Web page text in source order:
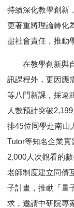
持續深化教學創新
更著重將理論轉化
盡社會責任，推動
在教學創新與
訊課程外，更因應
等八門新課，採遠
人數預計突破
排45位同學赴南山
Tutor等知名企業
2,000人次觀看的
老師制度建立同儕
子計畫，推動「量
求，邀請中研院專